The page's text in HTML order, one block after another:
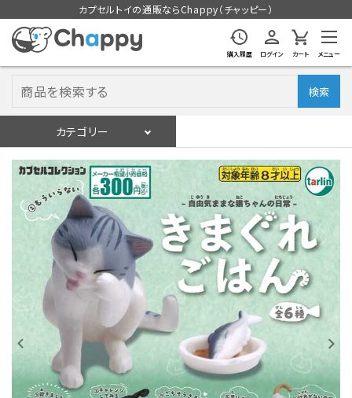
カプセルトイの通販ならChappy（チャッピー）
購入履歴 ログイン カート メニュー
検索
カテゴリー
ログイン 会員登録
入荷スケジュールをチェック
カプセルトイマシン本体
カプセルトイ
販促用空カプセル
レンタル